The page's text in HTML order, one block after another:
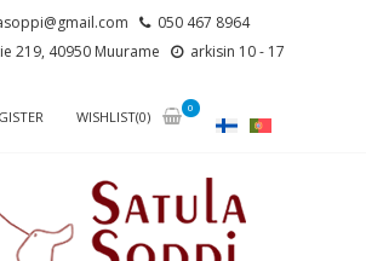
050 467 8964
219, 40950 Muurame
arkisin 10 - 17
WISHLIST(0)
0